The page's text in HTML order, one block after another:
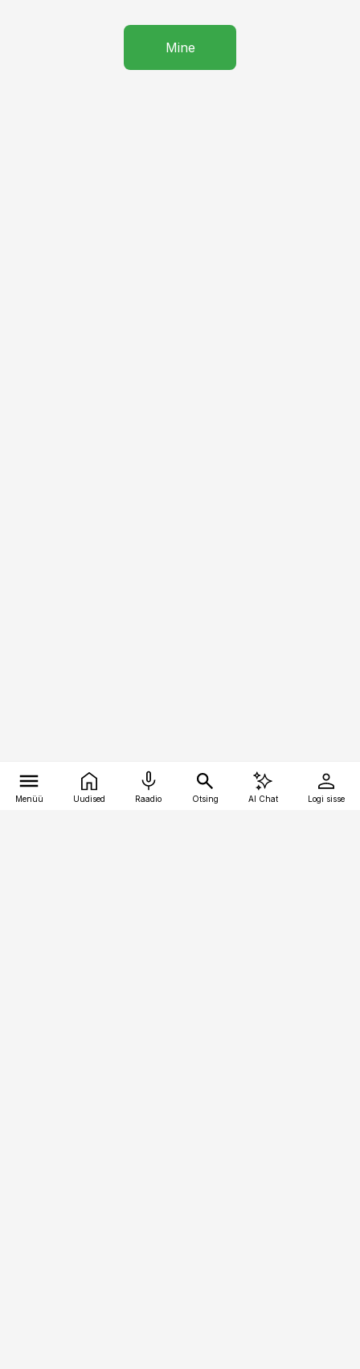
Mine
Menüü Uudised Raadio Otsing AI Chat Logi sisse